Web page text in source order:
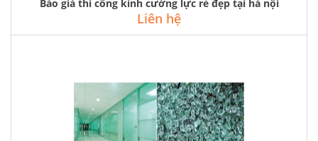
Báo giá thi công kính cường lực rẻ đẹp tại hà nội
Liên hệ